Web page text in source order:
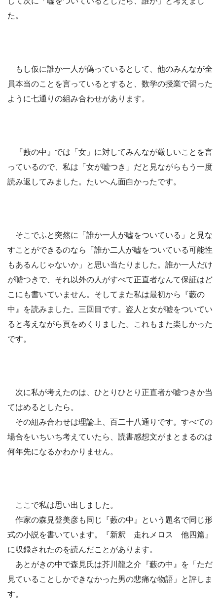
た。
もし仮に誰か一人が偽っているとして、他のみんなが全
員本当のことを言っているとすると、数学の授業で習った
ように七通りの組み合わせがあります。
『藪の中』では「女」に対してみんなが厳しいことを言
っているので、私は「女が嘘つき」だと見ながらもう一度
読み返してみました。たいへん面白かったです。
そこでふと突然に「誰か一人が嘘をついている」と見な
すことができるのなら「誰か二人が嘘をついている可能性
もあるんじゃないか」と思い当たりました。誰か一人だけ
が嘘つきで、それ以外の人がすべて正直者なんて保証はど
こにも書いていません。そしてまた私は最初から『藪の
中』を読みました。三回目です。盗人と女が嘘をついてい
ると考えながら頁をめくりました。これもまた楽しかった
です。
次に私が考えたのは、ひとりひとり正直者か嘘つきか当
てはめるとしたら。
その組み合わせは理論上、百二十八通りです。すべての
場合をいちいち考えていたら、読書感想文がまとまるのは
何年先になるかわかりません。
ここで私は思い出しました。
作家の森見登美彦も同じ『藪の中』という題名で同じ形
式の小説を書いています。『新釈 走れメロス 他四篇』
に収録されたのを読んだことがあります。
あとがきの中で森見氏は芥川龍之介『藪の中』を「ただ
見ていることしかできなかった男の悲痛な物語」と評しま
す。